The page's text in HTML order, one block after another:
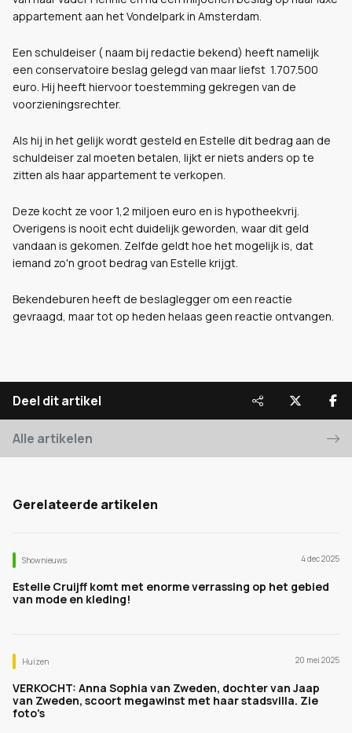
appartement aan het Vondelpark in Amsterdam.
Een schuldeiser ( naam bij redactie bekend) heeft namelijk
een conservatoire beslag gelegd van maar liefst 1.707.500
euro. Hij heeft hiervoor toestemming gekregen van de
voorzieningsrechter.
Als hij in het gelijk wordt gesteld en Estelle dit bedrag aan de
schuldeiser zal moeten betalen, lijkt er niets anders op te
zitten als haar appartement te verkopen.
Deze kocht ze voor 1,2 miljoen euro en is hypotheekvrij.
Overigens is nooit echt duidelijk geworden, waar dit geld
vandaan is gekomen. Zelfde geldt hoe het mogelijk is, dat
iemand zo'n groot bedrag van Estelle krijgt.
Bekendeburen heeft de beslaglegger om een reactie
gevraagd, maar tot op heden helaas geen reactie ontvangen.
Deel dit artikel
Alle artikelen
Gerelateerde artikelen
Shownieuws 4 dec 2025
Estelle Cruijff komt met enorme verrassing op het gebied
van mode en kleding!
Huizen 20 mei 2025
VERKOCHT: Anna Sophia van Zweden, dochter van Jaap
van Zweden, scoort megawinst met haar stadsvilla. Zie
foto's